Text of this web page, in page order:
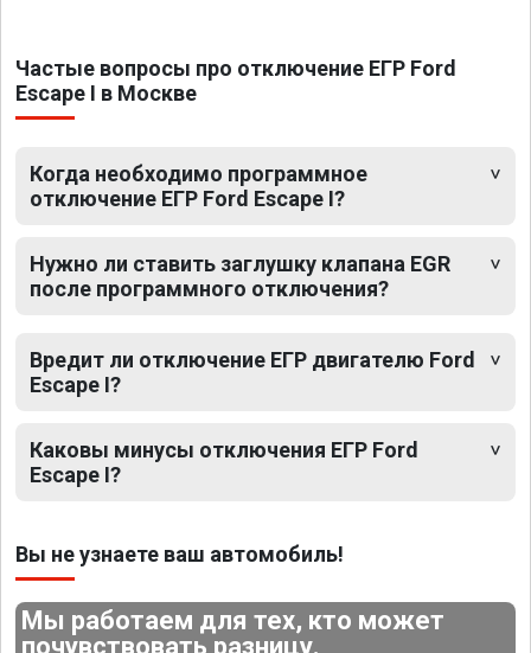
Частые вопросы про отключение ЕГР Ford
Escape I в Москве
Когда необходимо программное
отключение ЕГР Ford Escape I?
Нужно ли ставить заглушку клапана EGR
после программного отключения?
Вредит ли отключение ЕГР двигателю Ford
Escape I?
Каковы минусы отключения ЕГР Ford
Escape I?
Вы не узнаете ваш автомобиль!
Мы работаем для тех, кто может
почувствовать разницу.